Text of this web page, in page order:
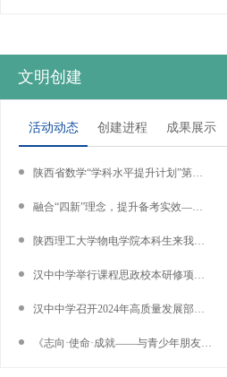
收心归位强作风 砥砺奋进开新局——汉中中学
文明创建
活动动态 创建进程 成果展示
陕西省数学“学科水平提升计划”第十一次活动在汉中中学举行
融合“四新”理念，提升备考实效——天汉好课堂第86期教研活动暨市直地理学科基地教研活动在我校举办
陕西理工大学物电学院本科生来我校开展教育见习活动
汉中中学举行课程思政校本研修项目总结会
汉中中学召开2024年高质量发展部署会暨春季开学作风整训会
《志向·使命·成就——与青少年朋友谈成长》——中国科学院大学马石庄教授来汉中中学作专题报告